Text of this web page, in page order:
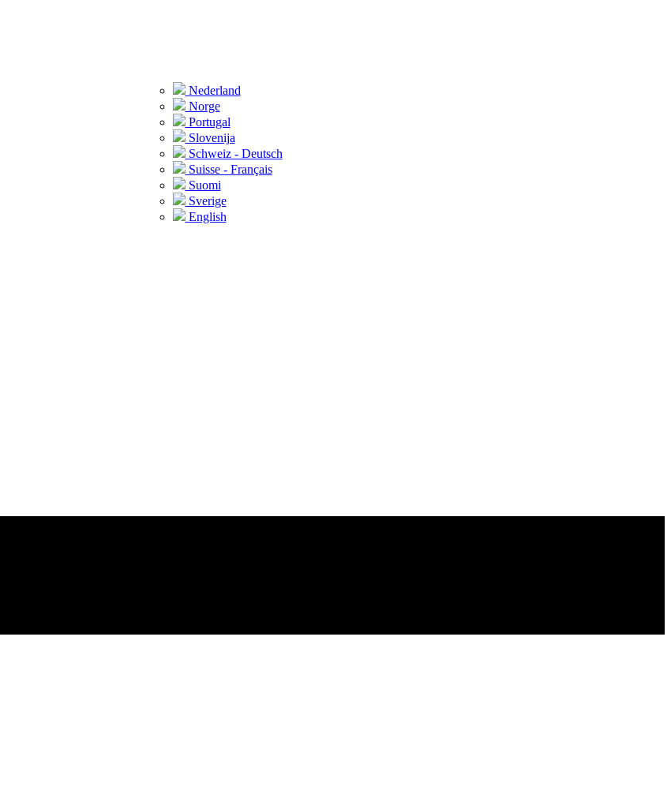
Nederland
Norge
Portugal
Slovenija
Schweiz - Deutsch
Suisse - Français
Suomi
Sverige
English